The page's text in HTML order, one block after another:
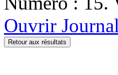
Ouvrir
Retour aux résultats